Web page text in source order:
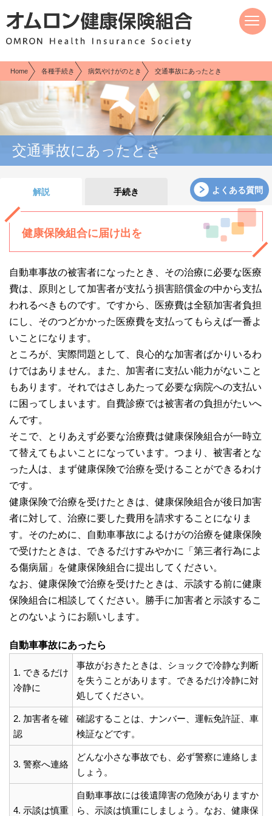
Home 各種手続き 病気やけがのとき 交通事故にあったとき
交通事故にあったとき
解説 手続き よくある質問
健康保険組合に届け出を
自動車事故の被害者になったとき、その治療に必要な医療
費は、原則として加害者が支払う損害賠償金の中から支払
われるべきものです。ですから、医療費は全額加害者負担
にし、そのつどかかった医療費を支払ってもらえば一番よ
いことになります。
ところが、実際問題として、良心的な加害者ばかりいるわ
けではありません。また、加害者に支払い能力がないこと
もあります。それではさしあたって必要な病院への支払い
に困ってしまいます。自費診療では被害者の負担がたいへ
んです。
そこで、とりあえず必要な治療費は健康保険組合が一時立
て替えてもよいことになっています。つまり、被害者とな
った人は、まず健康保険で治療を受けることができるわけ
です。
健康保険で治療を受けたときは、健康保険組合が後日加害
者に対して、治療に要した費用を請求することになりま
す。そのために、自動車事故によるけがの治療を健康保険
で受けたときは、できるだけすみやかに「第三者行為によ
る傷病届」を健康保険組合に提出してください。
なお、健康保険で治療を受けたときは、示談する前に健康
保険組合に相談してください。勝手に加害者と示談するこ
とのないようにお願いします。
自動車事故にあったら
1. できるだけ
冷静に
事故がおきたときは、ショックで冷静な判断
を失うことがあります。できるだけ冷静に対
処してください。
2. 加害者を確
認
確認することは、ナンバー、運転免許証、車
検証などです。
3. 警察へ連絡
どんな小さな事故でも、必ず警察に連絡しま
しょう。
4. 示談は慎重
自動車事故には後遺障害の危険がありますか
ら、示談は慎重にしましょう。なお、健康保